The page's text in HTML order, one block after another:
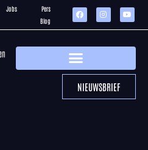
Jobs
Pers
Blog
NIEUWSBRIEF